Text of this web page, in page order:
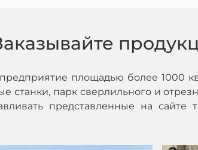
площадью более 1000
станки, парк сверлильного и
представленные на